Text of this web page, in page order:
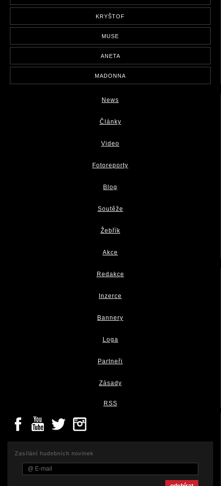
KRYŠTOF
MUSE
ANETA
MADONNA
News
Články
Video
Fotoreporty
Blog
Soutěže
Žebřík
Akce
Redakce
Inzerce
Bannery
Loga
Partneři
Zásady
RSS
Zasílání hudebních novinek